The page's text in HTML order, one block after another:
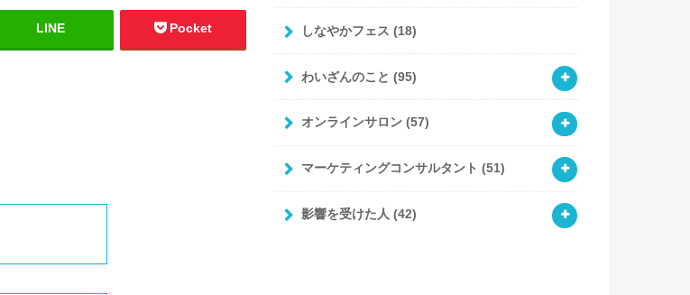
LINE Pocket しなやかフェス (18)
わいざんのこと (95)
オンラインサロン (57)
マーケティングコンサルタント (51)
影響を受けた人 (42)